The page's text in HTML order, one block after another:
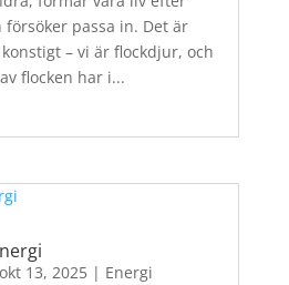
passa in. Det är
– vi är flockdjur, och
flocken har i...
okt 13, 2025| Energi